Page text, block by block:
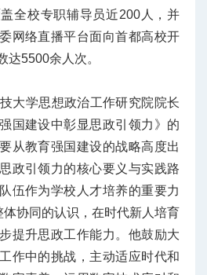
全校专职辅导员近200人，并
网络直播平台面向首都高校开
达5500余人次。
大学思想政治工作研究院院长
国建设中彰显思政引领力》的
从教育强国建设的战略高度出
政引领力的核心要义与实践路
伍作为学校人才培养的重要力
体协同的认识，在时代新人培育
提升思政工作能力。他鼓励大
作中的挑战，主动适应时代和